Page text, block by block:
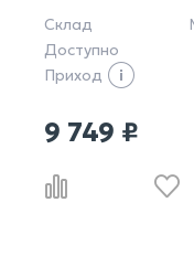
Склад
Доступно
Приход
9 749 ₽